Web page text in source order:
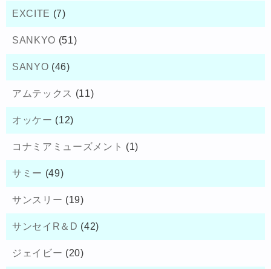
EXCITE (7)
SANKYO (51)
SANYO (46)
アムテックス (11)
オッケー (12)
コナミアミューズメント (1)
サミー (49)
サンスリー (19)
サンセイR＆D (42)
ジェイビー (20)